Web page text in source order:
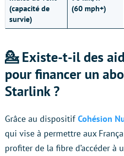
(capacité de
survie)
(60 mph+)
💁 Existe-t-il des
pour financer un
Starlink ?
Grâce au dispositifCohésion
qui vise à permettre aux
profiter de la fibre d’accéder à